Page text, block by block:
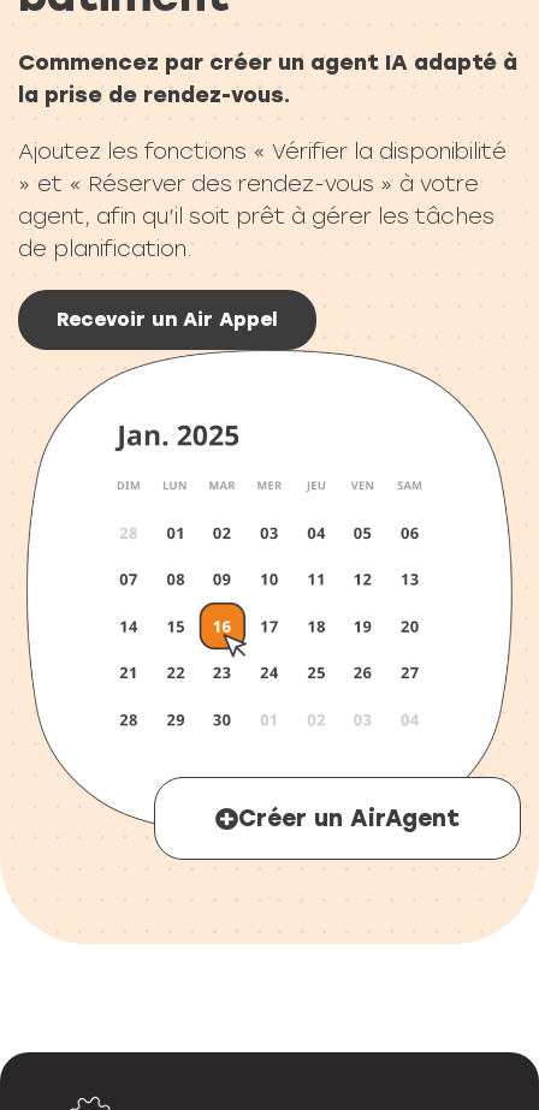
Commencez par créer un agent IA adapté à
la prise de rendez-vous.
Ajoutez les fonctions « Vérifier la disponibilité
» et « Réserver des rendez-vous » à votre
agent, afin qu’il soit prêt à gérer les tâches
de planification.
Recevoir un Air Appel
Créer un AirAgent